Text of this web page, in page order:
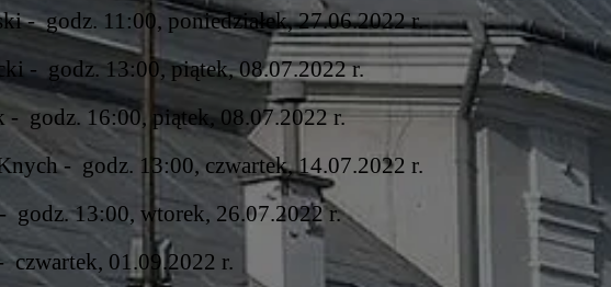
- godz. 11:00, poniedziałek, 27.06.2022 r.
- godz. 13:00, piątek, 08.07.2022 r.
- godz. 16:00, piątek, 08.07.2022 r.
- godz. 13:00, czwartek, 14.07.2022 r.
godz. 13:00, wtorek, 26.07.2022 r.
czwartek, 01.09.2022 r.